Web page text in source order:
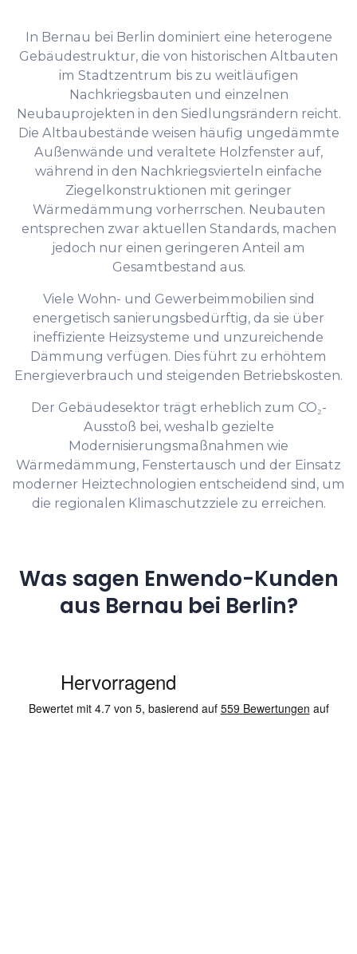
In Bernau bei Berlin dominiert eine heterogene
Gebäudestruktur, die von historischen Altbauten
im Stadtzentrum bis zu weitläufigen
Nachkriegsbauten und einzelnen
Neubauprojekten in den Siedlungsrändern reicht.
Die Altbaubestände weisen häufig ungedämmte
Außenwände und veraltete Holzfenster auf,
während in den Nachkriegsvierteln einfache
Ziegelkonstruktionen mit geringer
Wärmedämmung vorherrschen. Neubauten
entsprechen zwar aktuellen Standards, machen
jedoch nur einen geringeren Anteil am
Gesamtbestand aus.
Viele Wohn- und Gewerbeimmobilien sind
energetisch sanierungsbedürftig, da sie über
ineffiziente Heizsysteme und unzureichende
Dämmung verfügen. Dies führt zu erhöhtem
Energieverbrauch und steigenden Betriebskosten.
Der Gebäudesektor trägt erheblich zum CO₂-
Ausstoß bei, weshalb gezielte
Modernisierungsmaßnahmen wie
Wärmedämmung, Fenstertausch und der Einsatz
moderner Heiztechnologien entscheidend sind, um
die regionalen Klimaschutzziele zu erreichen.
Was sagen Enwendo-Kunden
aus Bernau bei Berlin?